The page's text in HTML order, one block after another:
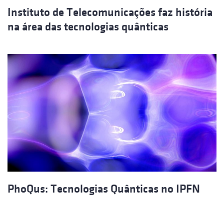
Instituto de Telecomunicações faz história
na área das tecnologias quânticas
PhoQus: Tecnologias Quânticas no IPFN